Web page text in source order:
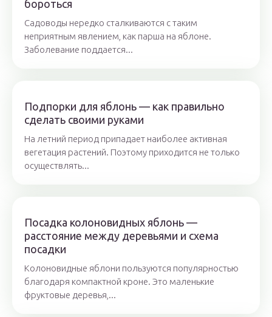
бороться
Садоводы нередко сталкиваются с таким
неприятным явлением, как парша на яблоне.
Заболевание поддается...
Подпорки для яблонь — как правильно
сделать своими руками
На летний период припадает наиболее активная
вегетация растений. Поэтому приходится не только
осуществлять...
Посадка колоновидных яблонь —
расстояние между деревьями и схема
посадки
Колоновидные яблони пользуются популярностью
благодаря компактной кроне. Это маленькие
фруктовые деревья,...